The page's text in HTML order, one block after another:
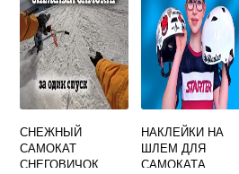
СНЕЖНЫЙ
САМОКАТ
СНЕГОВИЧОК
НАКЛЕЙКИ НА
ШЛЕМ ДЛЯ
САМОКАТА